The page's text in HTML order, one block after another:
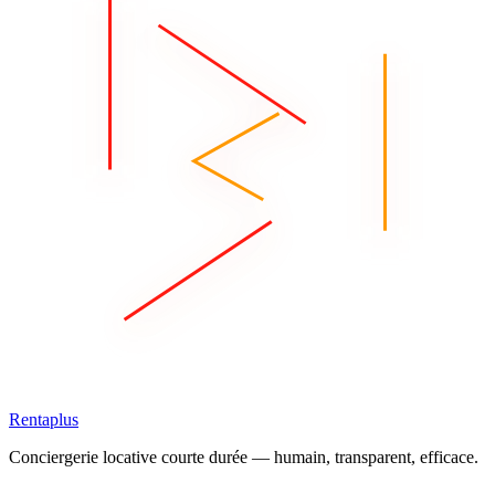
Rentaplus
Conciergerie locative courte durée — humain, transparent, efficace.